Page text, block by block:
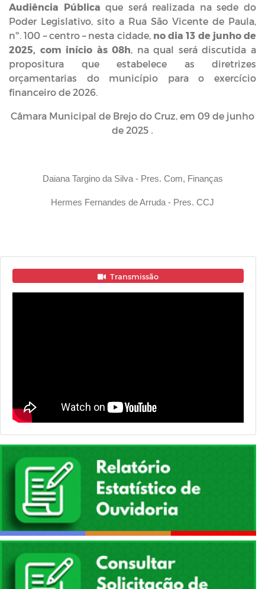
Audiência Públicaque será realizada na sede do
Poder Legislativo, sito a Rua São Vicente de Paula,
nº. 100 – centro – nesta cidade, no dia 13 de junho de
2025, com início às 08h, na qual será discutida a
propositura que estabelece as diretrizes
orçamentarias do município para o exercício
financeiro de 2026.
Câmara Municipal de Brejo do Cruz, em 09 de junho
de 2025 .
Daiana Targino da Silva - Pres. Com, Finanças
Hermes Fernandes de Arruda - Pres. CCJ
Transmissão